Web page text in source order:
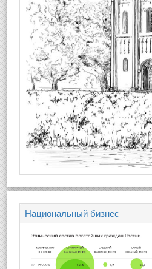
Национальный бизнес